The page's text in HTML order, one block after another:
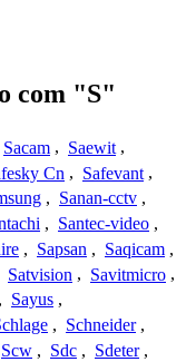
com "S"
Sacam , Saewit ,
Cn , Safevant ,
, Sanan-cctv ,
, Santec-video ,
, Sapsan , Saqicam ,
Satvision , Savitmicro ,
, Sayus ,
, Schneider ,
Scw , Sdc , Sdeter ,